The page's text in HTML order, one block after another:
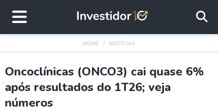
HOME NOTÍCIAS
Oncoclínicas (ONCO3) cai quase 6%
após resultados do 1T26; veja
números